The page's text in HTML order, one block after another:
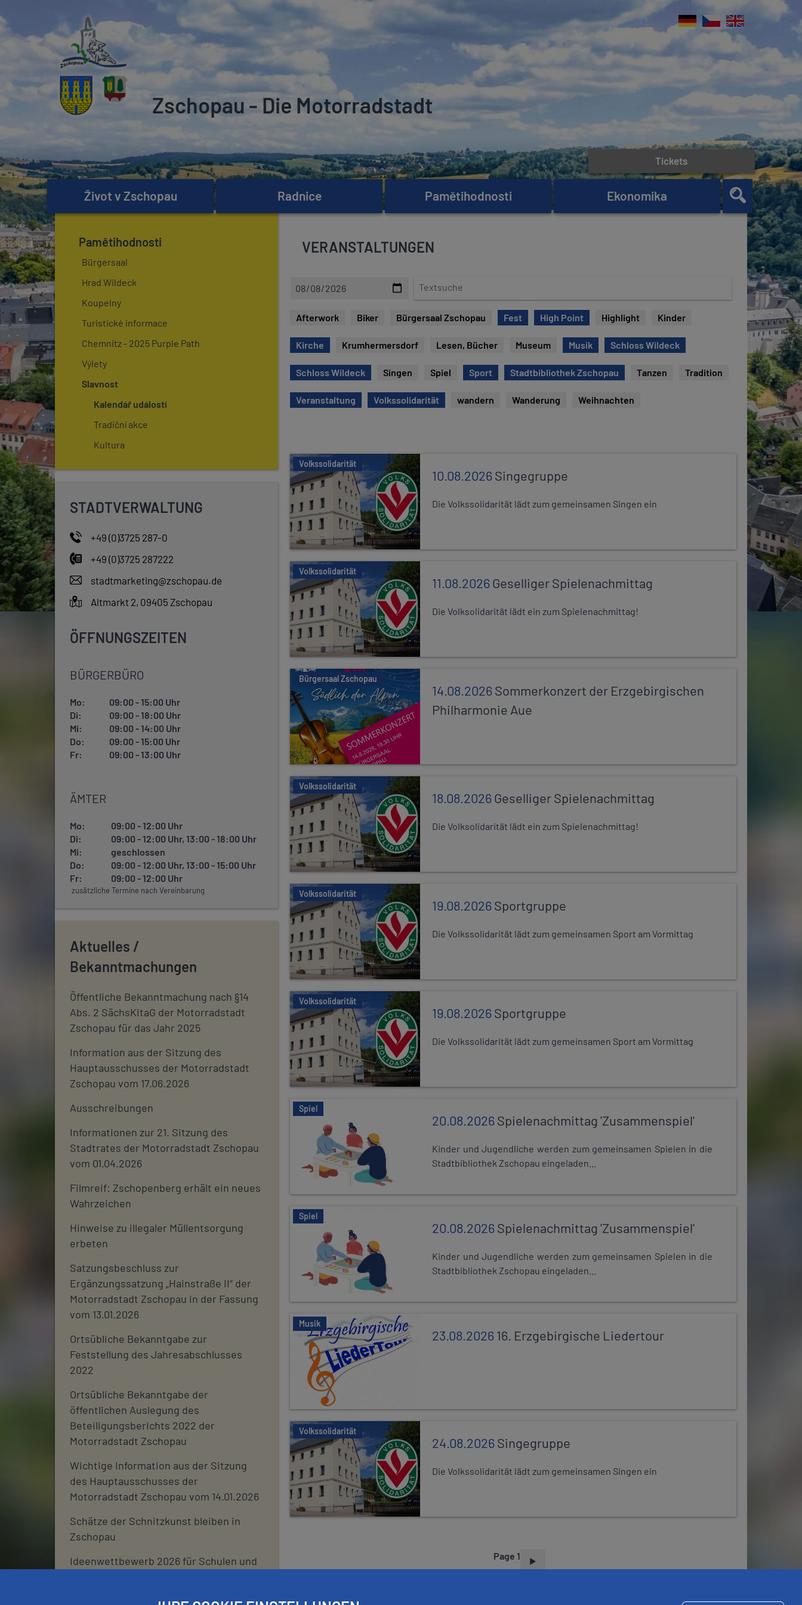
Zschopau - Die Motorradstadt
Život v Zschopau Radnice Pamětihodnosti Ekonomika
Tickets
Pamětihodnosti
Bürgersaal
Hrad Wildeck
Koupelny
Turistické informace
Chemnitz - 2025 Purple Path
Výlety
Slavnost
Kalendář událostí
Tradiční akce
Kultura
STADTVERWALTUNG
+49 (0)3725 287-0
+49 (0)3725 287222
stadtmarketing@zschopau.de
Altmarkt 2, 09405 Zschopau
ÖFFNUNGSZEITEN
BÜRGERBÜRO
Mo:
09:00 - 15:00 Uhr
Di:
09:00 - 18:00 Uhr
Mi:
09:00 - 14:00 Uhr
Do:
09:00 - 15:00 Uhr
Fr:
09:00 - 13:00 Uhr
ÄMTER
Mo:
09:00 - 12:00 Uhr
Di:
09:00 - 12:00 Uhr, 13:00 - 18:00 Uhr
Mi:
geschlossen
Do:
09:00 - 12:00 Uhr, 13:00 - 15:00 Uhr
Fr:
09:00 - 12:00 Uhr
zusätzliche Termine nach Vereinbarung
Aktuelles /
Bekanntmachungen
Öffentliche Bekanntmachung nach §14
Abs. 2 SächsKitaG der Motorradstadt
Zschopau für das Jahr 2025
Information aus der Sitzung des
Hauptausschusses der Motorradstadt
Zschopau vom 17.06.2026
Ausschreibungen
Informationen zur 21. Sitzung des
Stadtrates der Motorradstadt Zschopau
vom 01.04.2026
Filmreif: Zschopenberg erhält ein neues
Wahrzeichen
Hinweise zu illegaler Müllentsorgung
erbeten
Satzungsbeschluss zur
Ergänzungssatzung „Hainstraße II“ der
Motorradstadt Zschopau in der Fassung
vom 13.01.2026
Ortsübliche Bekanntgabe zur
Feststellung des Jahresabschlusses
2022
Ortsübliche Bekanntgabe der
öffentlichen Auslegung des
Beteiligungsberichts 2022 der
Motorradstadt Zschopau
Wichtige Information aus der Sitzung
des Hauptausschusses der
Motorradstadt Zschopau vom 14.01.2026
Schätze der Schnitzkunst bleiben in
Zschopau
Ideenwettbewerb 2026 für Schulen und
Stadtjournal 2026: Wir suchen euch
VERANSTALTUNGEN
m
t
u
Afterwork Biker Bürgersaal Zschopau Fest High Point Highlight Kinder
Kirche Krumhermersdorf Lesen, Bücher Museum Musik Schloss Wildeck
Schloss Wildeck Singen Spiel Sport Stadtbibliothek Zschopau Tanzen Tradition
Veranstaltung Volkssolidarität wandern Wanderung Weihnachten
Volkssolidarität
10.08.2026Singegruppe
Die Volkssolidarität lädt zum gemeinsamen Singen ein
Volkssolidarität
11.08.2026Geselliger Spielenachmittag
Die Volksolidarität lädt ein zum Spielenachmittag!
Bürgersaal Zschopau
14.08.2026Sommerkonzert der Erzgebirgischen
Philharmonie Aue
Volkssolidarität
18.08.2026Geselliger Spielenachmittag
Die Volksolidarität lädt ein zum Spielenachmittag!
Volkssolidarität
19.08.2026Sportgruppe
Die Volkssolidarität lädt zum gemeinsamen Sport am Vormittag
Volkssolidarität
19.08.2026Sportgruppe
Die Volkssolidarität lädt zum gemeinsamen Sport am Vormittag
Spiel
20.08.2026Spielenachmittag 'Zusammenspiel'
Kinder und Jugendliche werden zum gemeinsamen Spielen in die
Stadtbibliothek Zschopau eingeladen...
Spiel
20.08.2026Spielenachmittag 'Zusammenspiel'
Kinder und Jugendliche werden zum gemeinsamen Spielen in die
Stadtbibliothek Zschopau eingeladen...
Musik
23.08.202616. Erzgebirgische Liedertour
Volkssolidarität
24.08.2026Singegruppe
Die Volkssolidarität lädt zum gemeinsamen Singen ein
P
G
Page 1